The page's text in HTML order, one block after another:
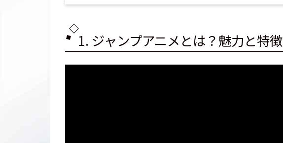
1. ジャンプアニメとは？魅力と特徴